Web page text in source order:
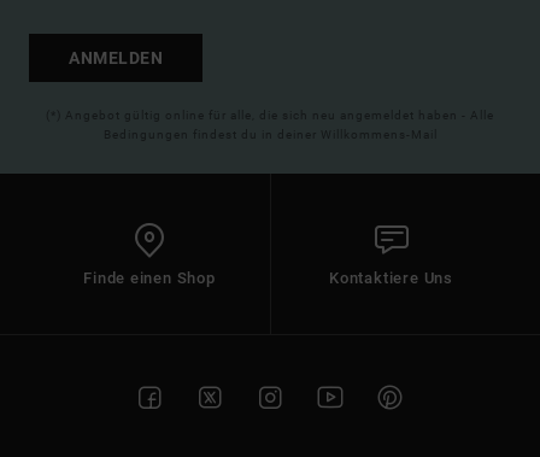
ANMELDEN
(*) Angebot gültig online für alle, die sich neu angemeldet haben - Alle
Bedingungen findest du in deiner Willkommens-Mail
Finde einen Shop Kontaktiere Uns